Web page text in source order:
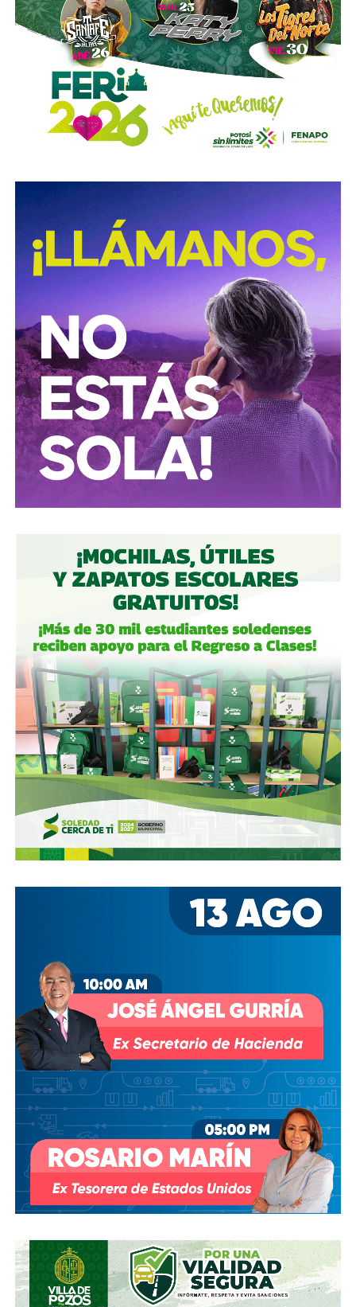
y no colocaron la señal hasta que ya estaba listo el muro
de los tormentos.
Sigue existiendo tardanza por parte de estas mismas
autoridades pararepintar o rescatar las señales que
no solo ahí, sino en toda la ciudad, están mal pintadas,
opacas, mal colocadas o tapadas por árboles
compartieron videos, que criticaron al
conductores hacia peatones
(como si eso no fuera pan
de cada día), ¿por qué no acompañaron sus post con un
“circule con cuidado”, “cumpla con lo establecido”,
“respete al peatón”?
A mis colegas de los medios: falta para el 2027, no
empecemos desde ya a
querer caerle mejor al que
todavía no saben si va a seguir en el poder, hagamos
periodismo útil, no crítica en busca de likes.
Conductores:respeten al peatón.Peatones:no usen el
móvil mientras cruzan las calles, ni intenten ganarle al
semáforo.Ciclistas:
hay solo 3 ciclovías, pero usémoslas
correctamente.
Autoridades:hagan su trabajo, pero háganlo bien, y no
descuiden lo que hicieron antes por centrarse solo en
personas se sientan más seguras entrando a un parque
bajo su cuidado, para evitar accidentes en una calle, de una
ciudad que también es parte del estado.
Gobierno municipal:no se apresuren por hacer cosas
solo de cara a la contienda electoral, échenle ganas y
háganlas bien, respeten los tiempos, informen
oportunamente a los usuarios de las vialidades.
Ya aprovechando,revisen las señales de tránsito de la
zona, que necesitan mantenimiento, y luego dense una
vuelta por la ciudad:hay banquetas que son
estacionamientos, hay ciclovías intransitables, hay
peatones en riesgoporque los conductores no siguen el
reglamento.
En pocas palabras,
bajemos todos la velocidad… en
Arrancó la carrera, todos la van perdiendo |